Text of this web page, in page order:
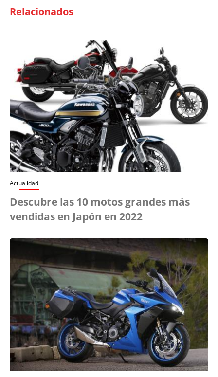
Relacionados
Actualidad
Descubre las 10 motos grandes más
vendidas en Japón en 2022